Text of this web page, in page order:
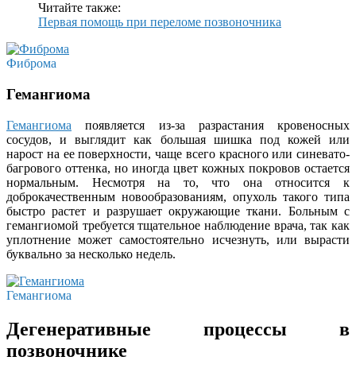
Читайте также:
Первая помощь при переломе позвоночника
Фиброма
Гемангиома
Гемангиома появляется из-за разрастания кровеносных
сосудов, и выглядит как большая шишка под кожей или
нарост на ее поверхности, чаще всего красного или синевато-
багрового оттенка, но иногда цвет кожных покровов остается
нормальным. Несмотря на то, что она относится к
доброкачественным новообразованиям, опухоль такого типа
быстро растет и разрушает окружающие ткани. Больным с
гемангиомой требуется тщательное наблюдение врача, так как
уплотнение может самостоятельно исчезнуть, или вырасти
буквально за несколько недель.
Гемангиома
Дегенеративные процессы в
позвоночнике